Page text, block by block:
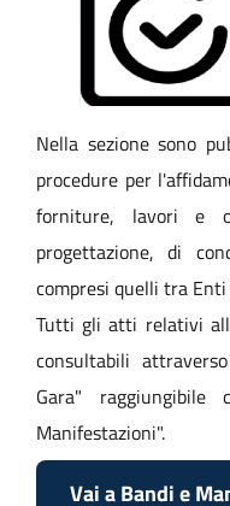
Nella sezione sono
procedure per
forniture, lavori e
progettazione, di
compresi quelli tra
Tutti gli atti relativi
consultabili
Gara"
Manifestazioni".
Vai a Bandi e